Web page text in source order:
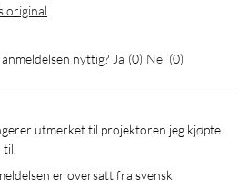
original
nyttig? Ja (0) Nei (0)
til.
er oversatt fra svensk